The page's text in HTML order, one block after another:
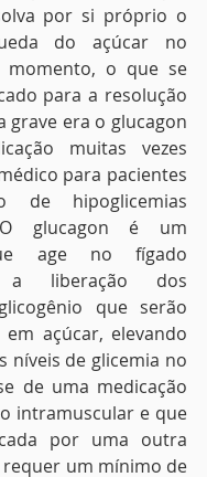
por si próprio o
do açúcar no
momento, o que se
para a resolução
grave era o glucagon
muitas vezes
para pacientes
de hipoglicemias
O glucagon é um
age no fígado
a liberação dos
que serão
açúcar, elevando
níveis de glicemia no
de uma medicação
intramuscular e que
por uma outra
um mínimo de